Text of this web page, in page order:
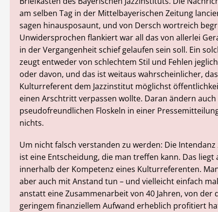
am selben Tag in der Mittelbayerischen Zeitung
sagen hinausposaunt, und von Dersch wortreich
Unwidersprochen flankiert war all das von allerlei
in der Vergangenheit schief gelaufen sein soll. Ein
zeugt entweder von schlechtem Stil und Fehlen
oder davon, und das ist weitaus wahrscheinlicher,
Kulturreferent dem Jazzinstitut möglichst
einen Arschtritt verpassen wollte. Daran ändern
pseudofreundlichen Floskeln in einer
nichts.
Um nicht falsch verstanden zu werden: Die Intendanz
ist eine Entscheidung, die man treffen kann. Das liegt
innerhalb der Kompetenz eines Kulturreferenten.
aber auch mit Anstand tun – und vielleicht einfach
anstatt eine Zusammenarbeit von 40 Jahren, von der
geringem finanziellem Aufwand erheblich profitiert